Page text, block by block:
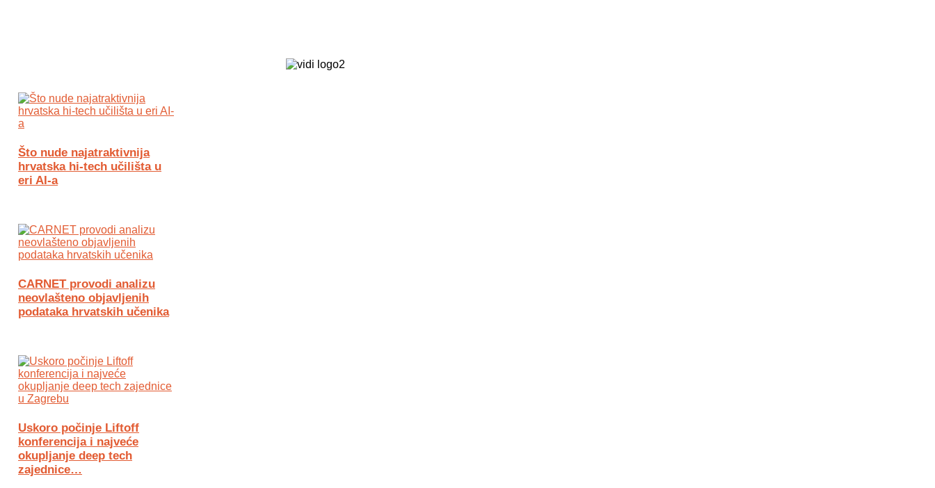
Što nude najatraktivnija
hrvatska hi-tech učilišta u
eri AI-a
CARNET provodi analizu
neovlašteno objavljenih
podataka hrvatskih učenika
Uskoro počinje Liftoff
konferencija i najveće
okupljanje deep tech
zajednice…